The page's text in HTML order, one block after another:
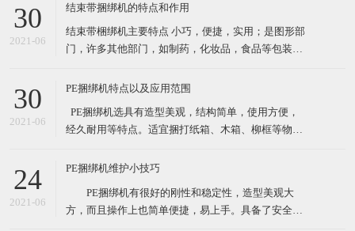
30
2021-06
结束带捆绑机的特点和作用
结束带梱绑机主要特点 小巧，便捷，实用；是图形部
门，许多其他部门，如制药，化妆品，食品等包装产
板） 通过自动照片眼（自动装置）开始循环；按按钮
30mm*150mm) 3种捆扎带松紧级别设置 结束带捆
30
2021-06
PE捆绑机特点以及应用范围
​ PE捆绑机选具有造型美观，结构简单，使用方便，
经久耐用等特点。适宜捆打纸箱、木箱、柳框等物
其体积小巧、维修起来比较简易，故广泛适用于流动
捆包机的电熔粘合效果，又可解决带钳的铁扣机捆
24
2021-06
PE捆绑机维护小技巧
PE捆绑机有很好的刚性和稳定性，造型美观大
方，而且操作上也简单便捷，易上手。具备了安全性